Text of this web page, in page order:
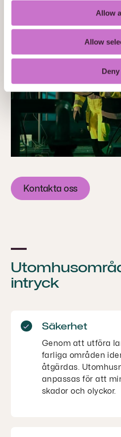
Allow
Allow
Deny
Kontakta oss
intryck
Säkerhet
Genom att utföra
farliga områden
åtgärdas.
anpassas för att
skador och olyckor.